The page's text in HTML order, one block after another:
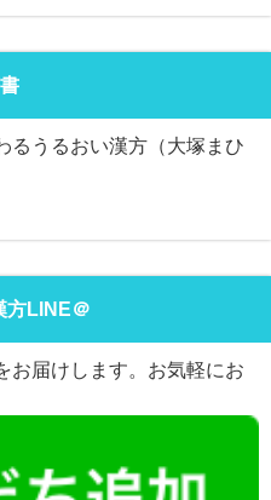
るうるおい漢方（大塚まひ
方LINE＠
お届けします。お気軽にお